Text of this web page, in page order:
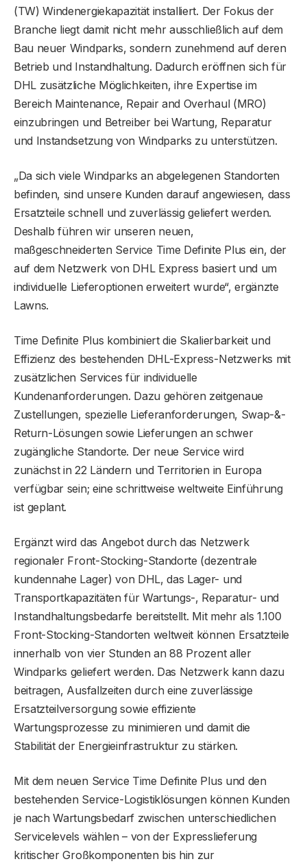
(TW) Windenergiekapazität installiert. Der Fokus der
Branche liegt damit nicht mehr ausschließlich auf dem
Bau neuer Windparks, sondern zunehmend auf deren
Betrieb und Instandhaltung. Dadurch eröffnen sich für
DHL zusätzliche Möglichkeiten, ihre Expertise im
Bereich Maintenance, Repair and Overhaul (MRO)
einzubringen und Betreiber bei Wartung, Reparatur
und Instandsetzung von Windparks zu unterstützen.
„Da sich viele Windparks an abgelegenen Standorten
befinden, sind unsere Kunden darauf angewiesen, dass
Ersatzteile schnell und zuverlässig geliefert werden.
Deshalb führen wir unseren neuen,
maßgeschneiderten Service Time Definite Plus ein, der
auf dem Netzwerk von DHL Express basiert und um
individuelle Lieferoptionen erweitert wurde“, ergänzte
Lawns.
Time Definite Plus kombiniert die Skalierbarkeit und
Effizienz des bestehenden DHL-Express-Netzwerks mit
zusätzlichen Services für individuelle
Kundenanforderungen. Dazu gehören zeitgenaue
Zustellungen, spezielle Lieferanforderungen, Swap-&-
Return-Lösungen sowie Lieferungen an schwer
zugängliche Standorte. Der neue Service wird
zunächst in 22 Ländern und Territorien in Europa
verfügbar sein; eine schrittweise weltweite Einführung
ist geplant.
Ergänzt wird das Angebot durch das Netzwerk
regionaler Front-Stocking-Standorte (dezentrale
kundennahe Lager) von DHL, das Lager- und
Transportkapazitäten für Wartungs-, Reparatur- und
Instandhaltungsbedarfe bereitstellt. Mit mehr als 1.100
Front-Stocking-Standorten weltweit können Ersatzteile
innerhalb von vier Stunden an 88 Prozent aller
Windparks geliefert werden. Das Netzwerk kann dazu
beitragen, Ausfallzeiten durch eine zuverlässige
Ersatzteilversorgung sowie effiziente
Wartungsprozesse zu minimieren und damit die
Stabilität der Energieinfrastruktur zu stärken.
Mit dem neuen Service Time Definite Plus und den
bestehenden Service-Logistiklösungen können Kunden
je nach Wartungsbedarf zwischen unterschiedlichen
Servicelevels wählen – von der Expresslieferung
kritischer Großkomponenten bis hin zur